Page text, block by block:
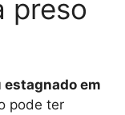
preso
em
pode ter